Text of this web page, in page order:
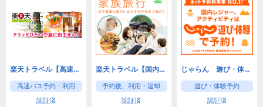
楽天トラベル【高速バス】
高速バス予約・利用
認証済
楽天トラベル【国内レンタカー】
予約後、利用・返却
認証済
じゃらん 遊び・体験予約
遊び・体験予約
認証済